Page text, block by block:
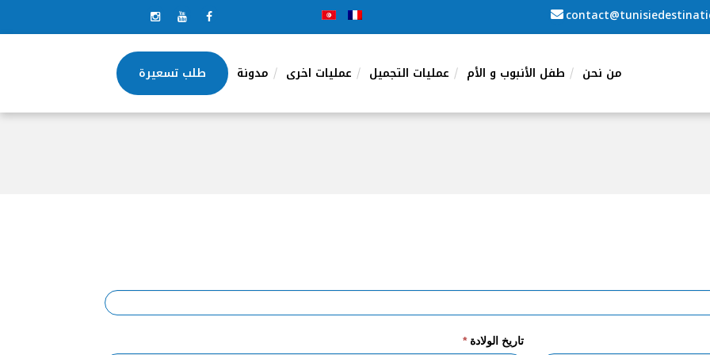
من نحن طفل الأنبوب و الأم عمليات التجميل عمليات اخرى مدونة طلب تسعيرة
تاريخ الولادة*